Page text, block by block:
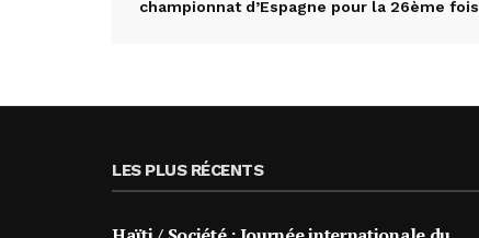
championnat d’Espagne pour la 26ème fois
LES PLUS RÉCENTS